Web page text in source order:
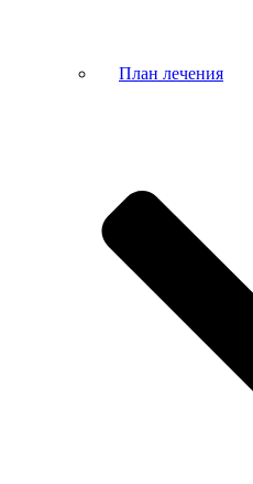
План лечения